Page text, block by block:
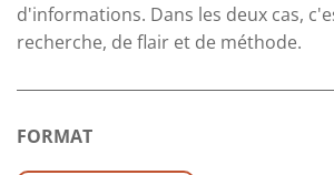
d'informations. Dans les deux cas,
recherche, de flair et de méthode.
FORMAT